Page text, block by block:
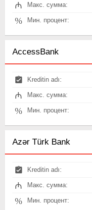
₼ Макс. сумма:
% Мин. процент:
AccessBank
Kreditin adı:
₼ Макс. сумма:
% Мин. процент:
Azər Türk Bank
Kreditin adı:
₼ Макс. сумма:
% Мин. процент: